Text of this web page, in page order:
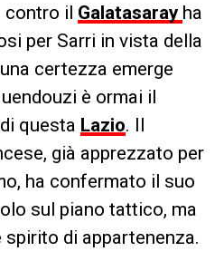
contro il Galatasaray ha
per Sarri in vista della
certezza emerge
è ormai il
questa Lazio. Il
già apprezzato per
ha confermato il suo
sul piano tattico, ma
spirito di appartenenza.